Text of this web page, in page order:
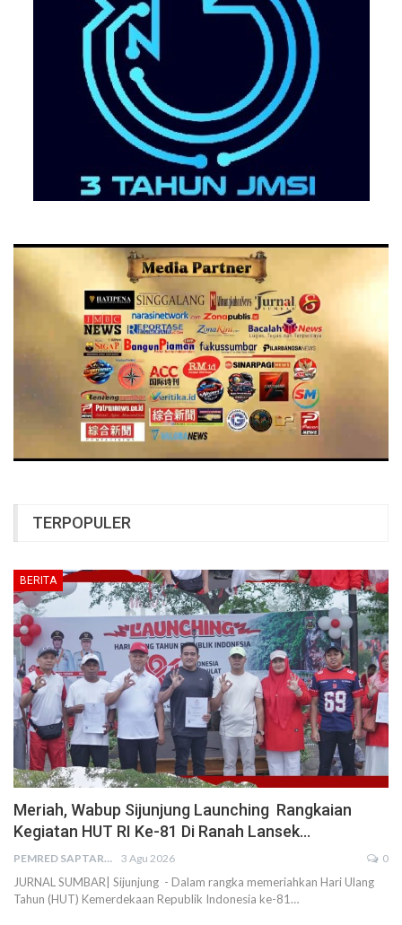
TERPOPULER
BERITA
Meriah, Wabup Sijunjung Launching Rangkaian
Kegiatan HUT RI Ke-81 Di Ranah Lansek…
PEMRED SAPTARIUS 3 Agu 2026 0
JURNAL SUMBAR| Sijunjung - Dalam rangka memeriahkan Hari Ulang
Tahun (HUT) Kemerdekaan Republik Indonesia ke-81…